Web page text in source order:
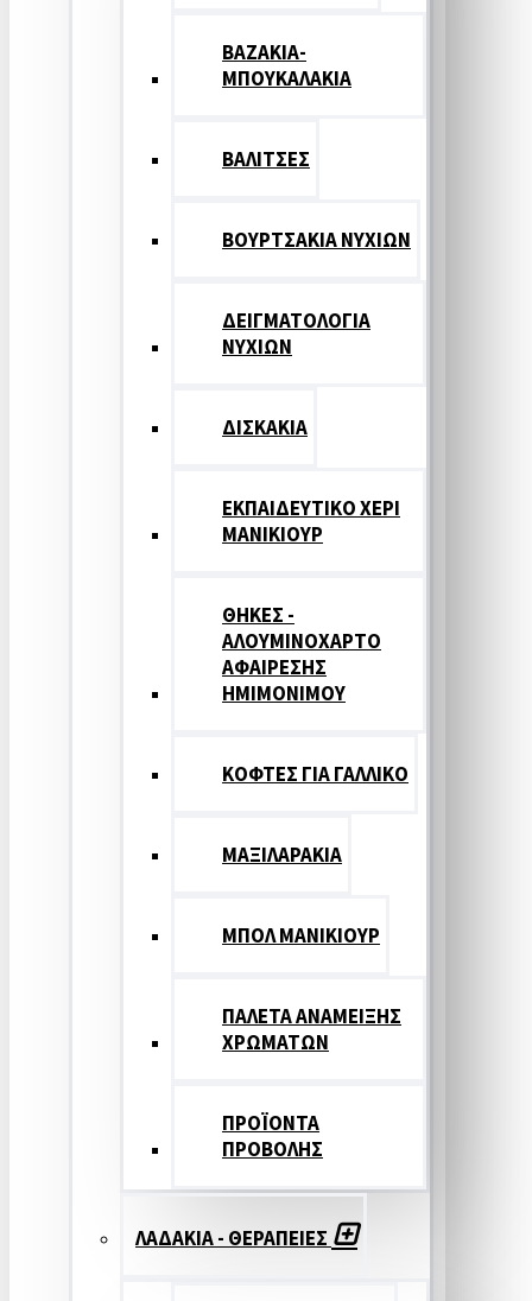
ΒΑΖΑΚΙΑ-
ΜΠΟΥΚΑΛΑΚΙΑ
ΒΑΛΙΤΣΕΣ
ΒΟΥΡΤΣΑΚΙΑ ΝΥΧΙΩΝ
ΔΕΙΓΜΑΤΟΛΟΓΙΑ
ΝΥΧΙΩΝ
ΔΙΣΚΑΚΙΑ
ΕΚΠΑΙΔΕΥΤΙΚΟ ΧΕΡΙ
ΜΑΝΙΚΙΟΥΡ
ΘΗΚΕΣ -
ΑΛΟΥΜΙΝΟΧΑΡΤΟ
ΑΦΑΙΡΕΣΗΣ
ΗΜΙΜΟΝΙΜΟΥ
ΚΟΦΤΕΣ ΓΙΑ ΓΑΛΛΙΚΟ
ΜΑΞΙΛΑΡΑΚΙΑ
ΜΠΟΛ ΜΑΝΙΚΙΟΥΡ
ΠΑΛΕΤΑ ΑΝΑΜΕΙΞΗΣ
ΧΡΩΜΑΤΩΝ
ΠΡΟΪΟΝΤΑ
ΠΡΟΒΟΛΗΣ
ΛΑΔΑΚΙΑ - ΘΕΡΑΠΕΙΕΣ